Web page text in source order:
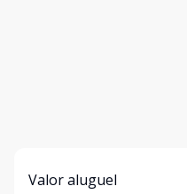
Valor aluguel